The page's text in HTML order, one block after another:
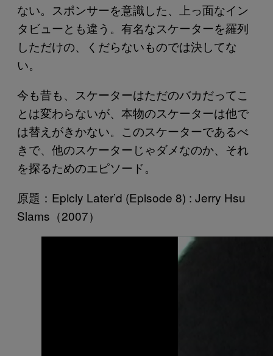
ない。スポンサーを意識した、上っ面なイン
タビューとも違う。有名なスケーターを羅列
しただけの、くだらないものでは決してな
い。
今も昔も、スケーターはただのバカだってこ
とは変わらないが、本物のスケーターは他で
は替えがきかない。このスケーターであるべ
きで、他のスケーターじゃダメなのか、それ
を探るためのエピソード。
原題：Epicly Later’d (Episode 8) : Jerry Hsu
Slams（2007）